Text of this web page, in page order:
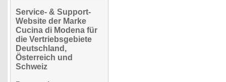
Service- & Support-
Website der Marke
Cucina di Modena für
die Vertriebsgebiete
Deutschland,
Österreich und
Schweiz